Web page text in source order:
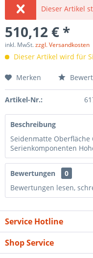
Dieser Artikel
510,12 € *
inkl. MwSt.zzgl. Versandkosten
Dieser Artikel wird für
Merken
Artikel-Nr.:
Beschreibung
Seidenmatte
Serienkomponenten
Bewertungen
0
Bewertungen lesen,
Service Hotline
Shop Service